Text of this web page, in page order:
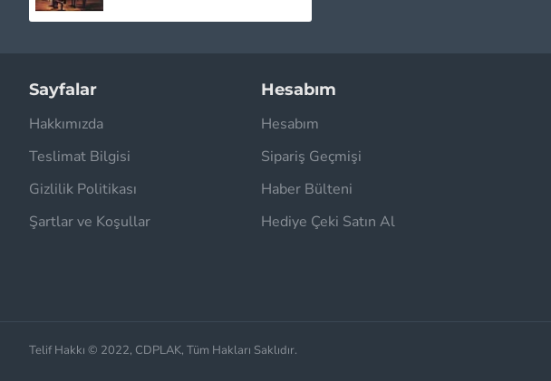
Sayfalar
Hakkımızda
Teslimat Bilgisi
Gizlilik Politikası
Şartlar ve Koşullar
Hesabım
Hesabım
Sipariş Geçmişi
Haber Bülteni
Hediye Çeki Satın Al
Telif Hakkı © 2022, CDPLAK, Tüm Hakları Saklıdır.